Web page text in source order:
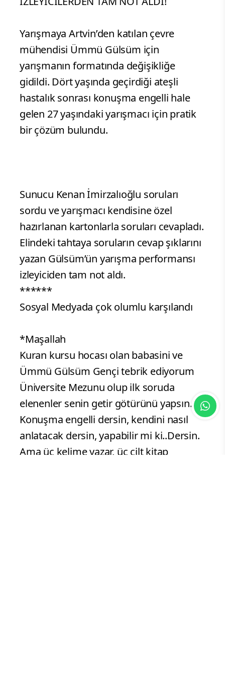
Yarışmaya Artvin’den katılan çevre
mühendisi Ümmü Gülsüm için
yarışmanın formatında değişikliğe
gidildi. Dört yaşında geçirdiği ateşli
hastalık sonrası konuşma engelli hale
gelen 27 yaşındaki yarışmacı için pratik
bir çözüm bulundu.
Sunucu Kenan İmirzalıoğlu soruları
sordu ve yarışmacı kendisine özel
hazırlanan kartonlarla soruları cevapladı.
Elindeki tahtaya soruların cevap şıklarını
yazan Gülsüm’ün yarışma performansı
izleyiciden tam not aldı.
******
Sosyal Medyada çok olumlu karşılandı
*Maşallah
Kuran kursu hocası olan babasini ve
Ümmü Gülsüm Gençi tebrik ediyorum
Üniversite Mezunu olup ilk soruda
elenenler senin getir götürünü yapsın....
Konuşma engelli dersin, kendini nasıl
anlatacak dersin, yapabilir mi ki..Dersin.
Ama üç kelime yazar, üç cilt kitap